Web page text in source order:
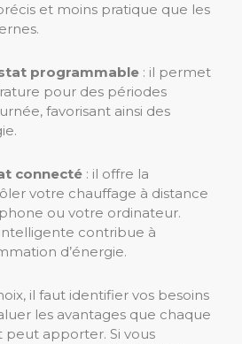
et moins pratique que les
programmable : il permet
pour des périodes
favorisant ainsi des
connecté : il offre la
votre chauffage à distance
ou votre ordinateur.
contribue à
d’énergie.
il faut identifier vos besoins
les avantages que chaque
apporter. Si vous